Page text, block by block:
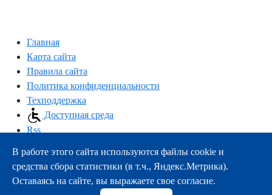
Главная
Карта сайта
Правила сайта
Политика конфиденциальности
Техподдержка
Доступная среда
Rss
163000, г.Архангельск, пр-т Троицкий, 51
тел.:+7 (8182) 21-11-63
e-mail:info@nsmu.ru
В работе этого сайта используются файлы cookie и
средства сбора статистики (в т.ч., Яндекс.Метрика).
Оставаясь на сайте, вы выражаете свое согласие.